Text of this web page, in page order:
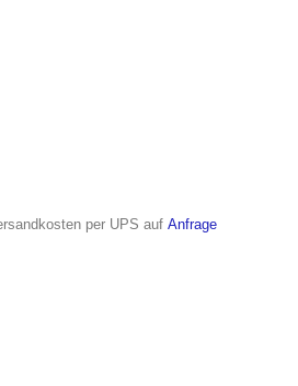
per UPS auf Anfrage